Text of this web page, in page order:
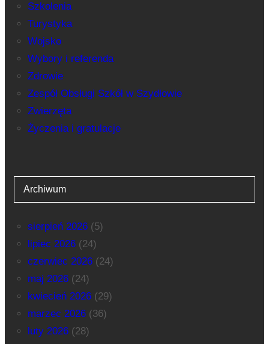
Szkolenia
Turystyka
Wojsko
Wybory i referenda
Zdrowie
Zespół Obsługi Szkół w Szydłowie
Zwierzęta
Życzenia i gratulacje
Archiwum
sierpień 2026(5)
lipiec 2026(24)
czerwiec 2026(24)
maj 2026(24)
kwiecień 2026(29)
marzec 2026(36)
luty 2026(28)